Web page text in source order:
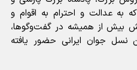
به عدالت و احترام به اقوام و
بیش از همیشه در گفت‌وگوها،
جوان ایرانی حضور یافته